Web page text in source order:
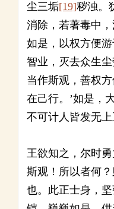
尘三垢[19]秽浊。
消除，若著毒中
如是，以权方便
智业，灭去众生
当作斯观，善权
在己行。’如是，
不可计人皆发无上
王欲知之，尔时
斯观！所以者何
也。此正士身，